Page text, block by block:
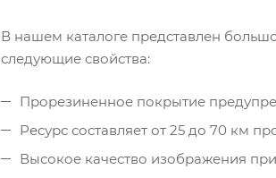
В нашем каталоге представлен
следующие свойства:
Прорезиненное покрытие
Ресурс составляет от 25 до 70 км
Высокое качество изображения